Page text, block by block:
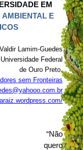
EM
E
Valdir Lamim-Guedes
Federal
de Ouro Preto.
sem Fronteiras
“Não
quero